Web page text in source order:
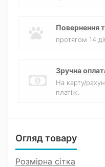
Повернення
протягом 14
Зручна
На карту/
платіж.
Огляд товару
Розмірна сітка